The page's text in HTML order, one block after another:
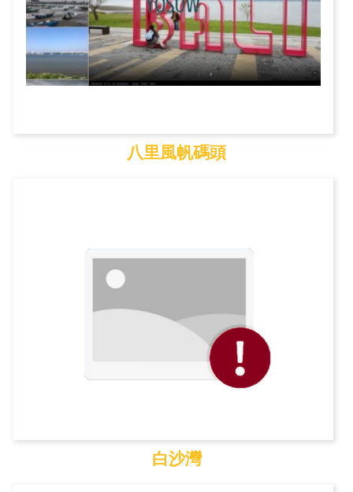
八里風帆碼頭
白沙灣